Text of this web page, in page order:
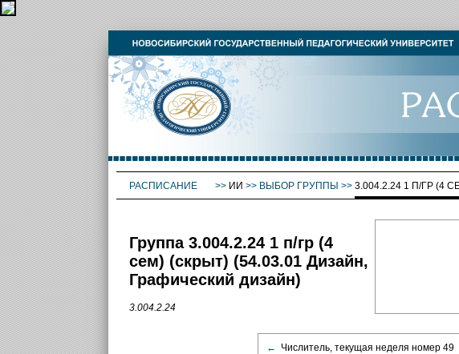
РАСПИСАНИЕ >> ИИ >> ВЫБОР ГРУППЫ >> 3.004.2.24 1 П/ГР (4
Группа 3.004.2.24 1 п/гр (4
сем) (скрыт) (54.03.01 Дизайн,
Графический дизайн)
3.004.2.24
← Числитель, текущая неделя номер 49